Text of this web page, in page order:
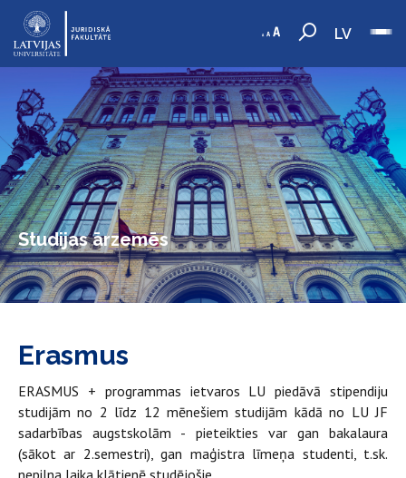
LV
Studijas ārzemēs
Erasmus
ERASMUS + programmas ietvaros LU piedāvā stipendiju
studijām no 2 līdz 12 mēnešiem studijām kādā no LU JF
sadarbības augstskolām - pieteikties var gan bakalaura
(sākot ar 2.semestri), gan maģistra līmeņa studenti, t.sk.
nepilna laika klātienē studējošie.